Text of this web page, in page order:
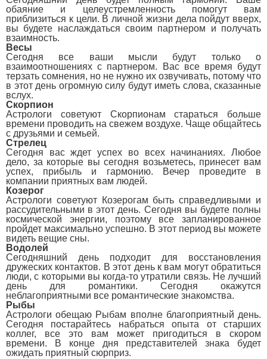
обаяние и целеустремленность помогут вам
приблизиться к цели. В личной жизни дела пойдут вверх,
вы будете наслаждаться своим партнером и получать
взаимность.
Весы
Сегодня все ваши мысли будут только о
взаимоотношениях с партнером. Вас все время будут
терзать сомнения, но не нужно их озвучивать, потому что
в этот день огромную силу будут иметь слова, сказанные
вслух.
Скорпион
Астрологи советуют Скорпионам стараться больше
времени проводить на свежем воздухе. Чаще общайтесь
с друзьями и семьей.
Стрелец
Сегодня вас ждет успех во всех начинаниях. Любое
дело, за которые вы сегодня возьметесь, принесет вам
успех, прибыль и гармонию. Вечер проведите в
компании приятных вам людей.
Козерог
Астрологи советуют Козерогам быть справедливыми и
рассудительными в этот день. Сегодня вы будете полны
космической энергии, поэтому все запланированное
пройдет максимально успешно. В этот период вы можете
видеть вещие сны.
Водолей
Сегодняшний день подходит для восстановления
дружеских контактов. В этот день к вам могут обратиться
люди, с которыми вы когда-то утратили связь. Не лучший
день для романтики. Сегодня окажутся
неблагоприятными все романтические знакомства.
Рыбы
Астрологи обещаю Рыбам вполне благоприятный день.
Сегодня постарайтесь набраться опыта от старших
коллег, все это вам может пригодиться в скором
времени. В конце дня представителей знака будет
ожидать приятный сюрприз.